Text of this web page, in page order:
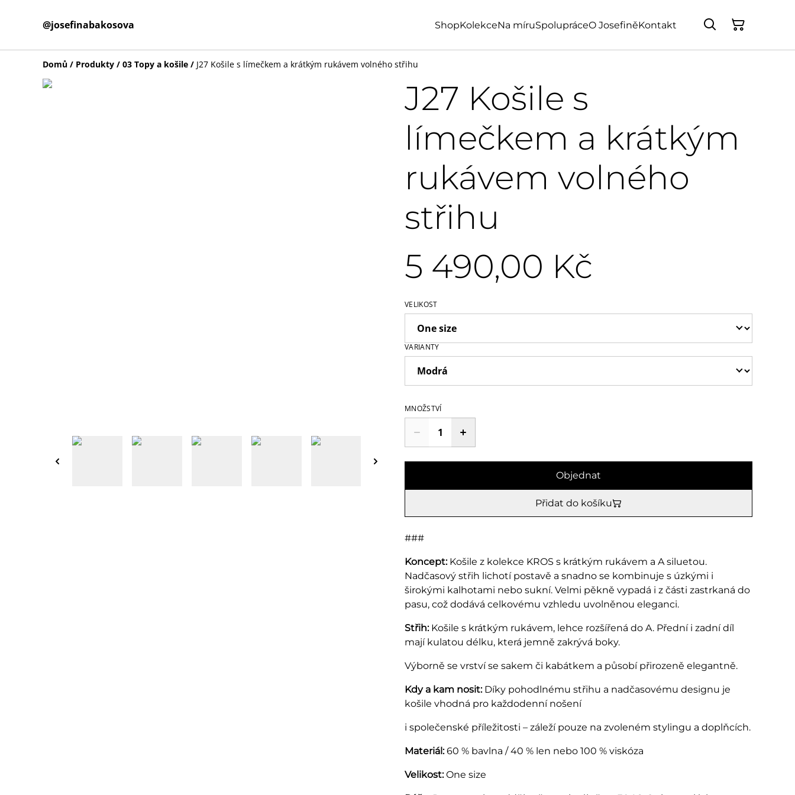
@josefinabakosova ShopKolekceNa míruSpolupráceO JosefiněKontakt
Domů / Produkty / 03 Topy a košile / J27 Košile s límečkem a krátkým rukávem volného střihu
J27 Košile s
límečkem a krátkým
rukávem volného
střihu
5 490,00 Kč
VELIKOST
VARIANTY
MNOŽSTVÍ
Objednat
Přidat do košíku
###
Koncept:Košile z kolekce KROS s krátkým rukávem a A siluetou.
Nadčasový střih lichotí postavě a snadno se kombinuje s úzkými i
širokými kalhotami nebo sukní. Velmi pěkně vypadá i z části zastrkaná do
pasu, což dodává celkovému vzhledu uvolněnou eleganci.
Střih:Košile s krátkým rukávem, lehce rozšířená do A. Přední i zadní díl
mají kulatou délku, která jemně zakrývá boky.
Výborně se vrství se sakem či kabátkem a působí přirozeně elegantně.
Kdy a kam nosit:Díky pohodlnému střihu a nadčasovému designu je
košile vhodná pro každodenní nošení
i společenské příležitosti – záleží pouze na zvoleném stylingu a doplňcích.
Materiál:60 % bavlna / 40 % len nebo 100 % viskóza
Velikost:One size